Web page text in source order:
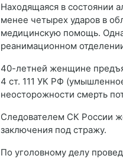
Находящаяся в состоянии
менее четырех ударов в
медицинскую помощь.
реанимационном
40-летней женщине
4 ст. 111 УК РФ
неосторожности смерть
Следователем СК России
заключения под стражу.
По уголовному делу